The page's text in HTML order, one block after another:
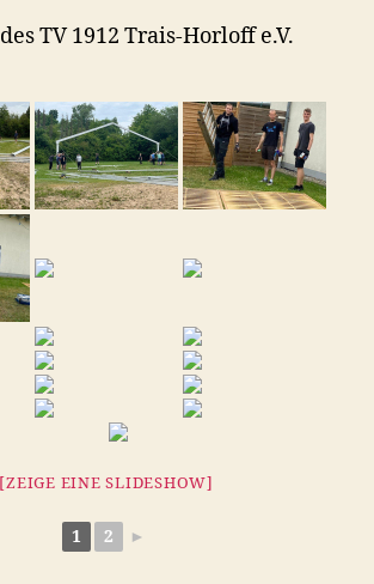
TV 1912 Trais-Horloff e.V.
[ZEIGE EINE SLIDESHOW]
1 2 ►